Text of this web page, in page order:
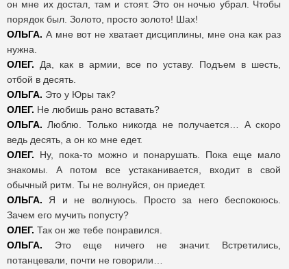
он мне их достал, там и стоят. Это он ночью убрал. Чтобы
порядок был. Золото, просто золото! Шах!
ОЛЬГА. А мне вот не хватает дисциплины, мне она как раз
нужна.
ОЛЕГ. Да, как в армии, все по уставу. Подъем в шесть,
отбой в десять.
ОЛЬГА. Это у Юры так?
ОЛЕГ. Не любишь рано вставать?
ОЛЬГА. Люблю. Только никогда не получается… А скоро
ведь десять, а он ко мне едет.
ОЛЕГ. Ну, пока-то можно и понарушать. Пока еще мало
знакомы. А потом все устаканивается, входит в свой
обычный ритм. Ты не волнуйся, он приедет.
ОЛЬГА. Я и не волнуюсь. Просто за него беспокоюсь.
Зачем его мучить попусту?
ОЛЕГ. Так он же тебе понравился.
ОЛЬГА. Это еще ничего не значит. Встретились,
потанцевали, почти не говорили…